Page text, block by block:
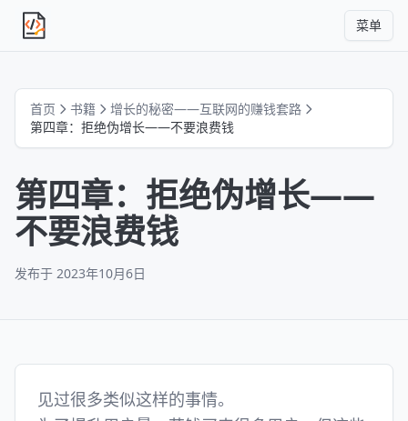
独立产品人日记 菜单
首页 书籍
增长的秘密——互联网的赚钱套路
第四章：拒绝伪增长——不要浪费钱
第四章：拒绝伪增长——
不要浪费钱
发布于 2023年10月6日
见过很多类似这样的事情。